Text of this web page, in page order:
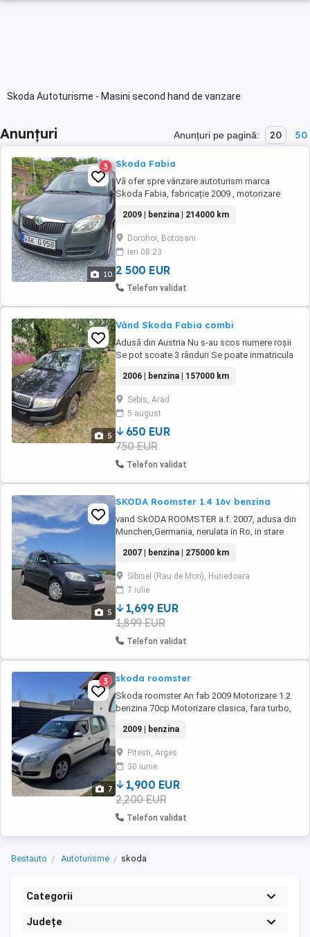
Skoda Autoturisme - Masini second hand de vanzare
Anunțuri Anunțuri pe pagină: 20 50
10
3 Skoda Fabia
Vă ofer spre vânzare autoturism marca
Skoda Fabia, fabricație 2009 , motorizare
proveniență Germania,cu 214000 km,cu
posibilitate de numere roșii pe 3 luni! Dotări:
Climatizare manuala Geamuri electrice față
Volan reglabil ABS, ESP, AIRBAG-URI
Servodirecție ...
2009 | benzina | 214000 km
Dorohoi, Botosani
ieri 08:23
2 500 EUR
Telefon validat
5
Vând Skoda Fabia combi
Adusă din Austria Nu s-au scos numere roșii
Se pot scoate 3 rânduri Se poate inmatricula
11.2005 Prima înmatriculare 04.2006 Interior
curat fără rupturi Motor 1.2 12 valve benzina
Distribuție pe lanț Aer condiționat (necesita
freon) Geamuri electrice ...
2006 | benzina | 157000 km
Sebis, Arad
5 august
650 EUR
750 EUR
Telefon validat
5
SKODA Roomster 1.4 16v benzina
vand SkODA ROOMSTER a.f. 2007, adusa din
Munchen,Germania, nerulata in Ro, in stare
tip bricrag, originale, AC, geamuri electrice
fata, abs, asr, air-bags, calculator de bord +
kit schimb ulei + kit toate filtrele + curea
accesorii toate cadou ! (valoare ...
2007 | benzina | 275000 km
Sibisel (Rau de Mori), Hunedoara
7 iulie
1,699 EUR
1,899 EUR
Telefon validat
7
3 skoda roomster
Skoda roomster An fab 2009 Motorizare 1.2
benzina 70cp Motorizare clasica, fara turbo,
AC Geamuri electrice Scaune spate
individuale care se pot scoate (mareste
spatiul portbagajului considerabil) 2 chei
Recent adusa din Germania Nu s-au scos nr
rosii Roti ...
2009 | benzina
Pitesti, Arges
30 iunie
1,900 EUR
2,200 EUR
Telefon validat
Bestauto Autoturisme skoda
Categorii
Județe